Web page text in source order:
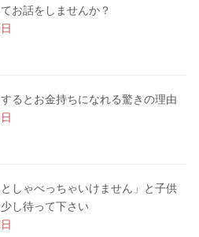
お話をしませんか？
るとお金持ちになれる驚きの理由
としゃべっちゃいけません」と子供
し待って下さい